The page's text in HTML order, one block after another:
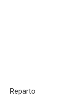
Reparto